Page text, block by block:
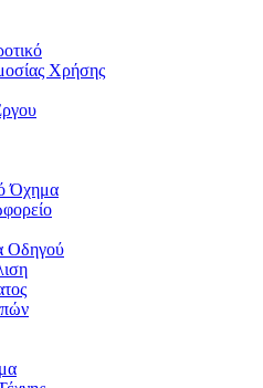
Χρήσης
Όχημα
Οδηγού